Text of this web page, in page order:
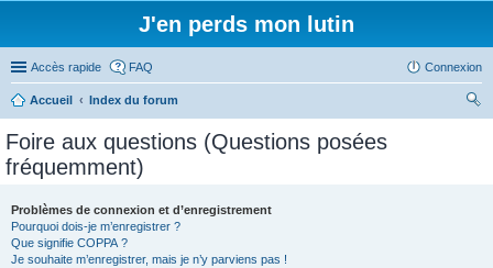
J'en perds mon lutin
Accès rapide FAQ Connexion
Accueil
Index du forum
Foire aux questions (Questions posées
fréquemment)
Problèmes de connexion et d’enregistrement
Pourquoi dois-je m’enregistrer ?
Que signifie COPPA ?
Je souhaite m’enregistrer, mais je n’y parviens pas !